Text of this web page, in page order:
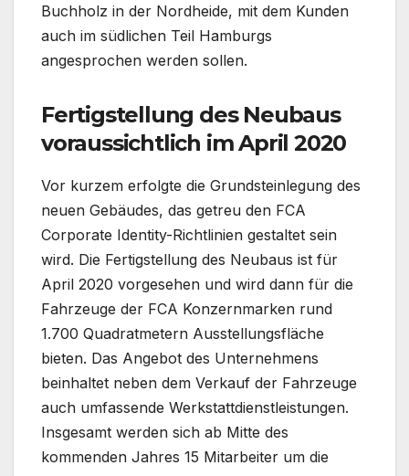
Buchholz in der Nordheide, mit dem Kunden
auch im südlichen Teil Hamburgs
angesprochen werden sollen.
Fertigstellung des Neubaus
voraussichtlich im April 2020
Vor kurzem erfolgte die Grundsteinlegung des
neuen Gebäudes, das getreu den FCA
Corporate Identity-Richtlinien gestaltet sein
wird. Die Fertigstellung des Neubaus ist für
April 2020 vorgesehen und wird dann für die
Fahrzeuge der FCA Konzernmarken rund
1.700 Quadratmetern Ausstellungsfläche
bieten. Das Angebot des Unternehmens
beinhaltet neben dem Verkauf der Fahrzeuge
auch umfassende Werkstattdienstleistungen.
Insgesamt werden sich ab Mitte des
kommenden Jahres 15 Mitarbeiter um die